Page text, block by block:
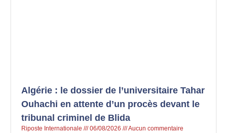
Algérie : le dossier de l’universitaire Tahar
Ouhachi en attente d’un procès devant le
tribunal criminel de Blida
Riposte Internationale 06/08/2026 Aucun commentaire